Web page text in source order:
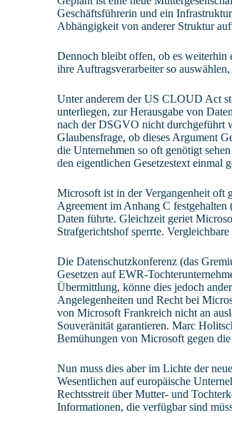
Geschäftsführerin und ein
Abhängigkeit von anderer Struktur
Dennoch bleibt offen, ob es weiterhin
ihre Auftragsverarbeiter so
Unter anderem der US CLOUD Act
unterliegen, zur Herausgabe von
nach der DSGVO nicht durchgeführt
Glaubensfrage, ob dieses Argument
die Unternehmen so oft genötigt
den eigentlichen Gesetzestext einmal
Microsoft ist in der Vergangenheit oft
Agreement im Anhang C
Daten führte. Gleichzeit geriet
Strafgerichtshof sperrte.
Die Datenschutzkonferenz (das
Gesetzen auf EWR-
Übermittlung, könne dies jedoch
Angelegenheiten und Recht bei
von Microsoft Frankreich nicht an
Souveränität garantieren. Marc
Bemühungen von Microsoft gegen
Nun muss dies aber im Lichte der
Wesentlichen auf europäische
Rechtsstreit über Mutter- und
Informationen, die verfügbar sind